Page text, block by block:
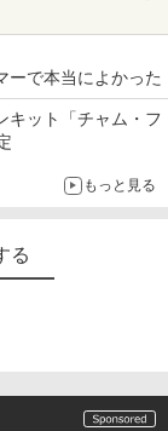
ーで本当によかった
キット「チャム・フ
もっと見る
る